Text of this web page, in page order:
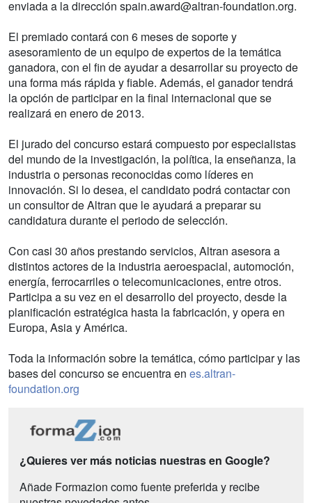
enviada a la dirección spain.award@altran-foundation.org.
El premiado contará con 6 meses de soporte y
asesoramiento de un equipo de expertos de la temática
ganadora, con el fin de ayudar a desarrollar su proyecto de
una forma más rápida y fiable. Además, el ganador tendrá
la opción de participar en la final internacional que se
realizará en enero de 2013.
El jurado del concurso estará compuesto por especialistas
del mundo de la investigación, la política, la enseñanza, la
industria o personas reconocidas como líderes en
innovación. Si lo desea, el candidato podrá contactar con
un consultor de Altran que le ayudará a preparar su
candidatura durante el periodo de selección.
Con casi 30 años prestando servicios, Altran asesora a
distintos actores de la industria aeroespacial, automoción,
energía, ferrocarriles o telecomunicaciones, entre otros.
Participa a su vez en el desarrollo del proyecto, desde la
planificación estratégica hasta la fabricación, y opera en
Europa, Asia y América.
Toda la información sobre la temática, cómo participar y las
bases del concurso se encuentra en es.altran-
foundation.org
¿Quieres ver más noticias nuestras en Google?
Añade Formazion como fuente preferida y recibe